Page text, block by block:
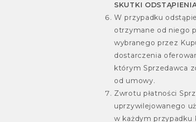
SKUTKI
W przypadku
otrzymane od niego
wybranego przez
dostarczenia
którym Sprzedawca
od umowy.
Zwrotu płatności
uprzywilejowanego
w każdym przypadku